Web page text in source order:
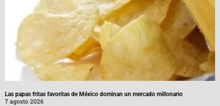
Las papas fritas favoritas de México dominan un mercado millonario
7 agosto 2026